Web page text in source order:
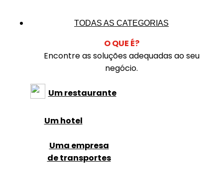
TODAS AS CATEGORIAS
O QUE É?
Encontre as soluções adequadas ao seu
negócio.
Um restaurante
Um hotel
Uma empresa
de transportes